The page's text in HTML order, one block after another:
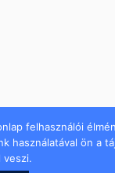
felhasználói
használatával ön a
veszi.